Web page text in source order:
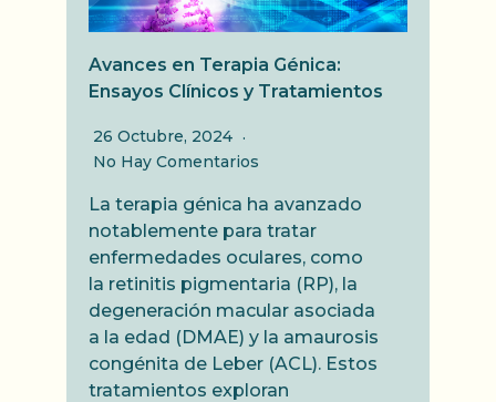
Avances en Terapia Génica:
Ensayos Clínicos y Tratamientos
26 Octubre, 2024
No Hay Comentarios
La terapia génica ha avanzado
notablemente para tratar
enfermedades oculares, como
la retinitis pigmentaria (RP), la
degeneración macular asociada
a la edad (DMAE) y la amaurosis
congénita de Leber (ACL). Estos
tratamientos exploran